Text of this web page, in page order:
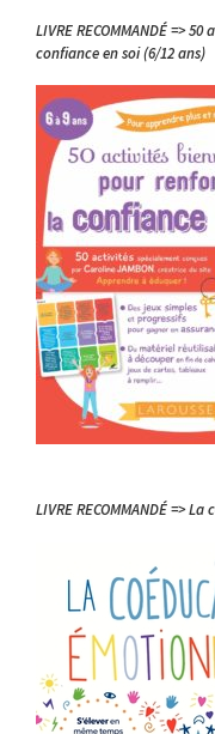
LIVRE RECOMMANDÉ =>
confiance en soi (6/12 ans)
LIVRE RECOMMANDÉ =>